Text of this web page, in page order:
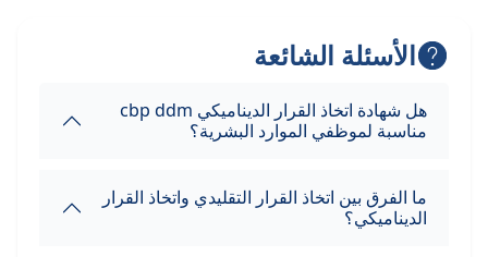
الأسئلة الشائعة
هل شهادة اتخاذ القرار الديناميكي cbp ddm
مناسبة لموظفي الموارد البشرية؟
ما الفرق بين اتخاذ القرار التقليدي واتخاذ القرار
الديناميكي؟